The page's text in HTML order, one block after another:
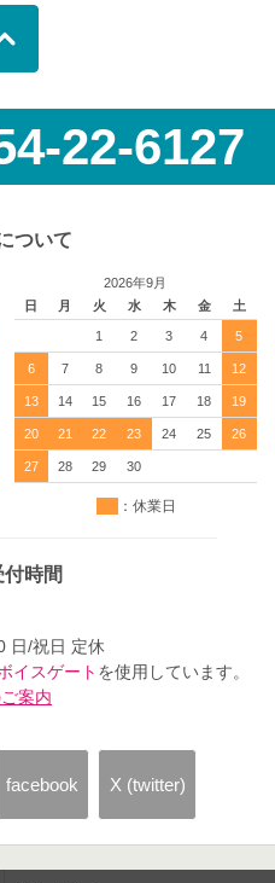
22-6127
ついて
2026年9月
日
月 火 水 木 金 土
1 2 3 4 5
6 7 8 9 10 11 12
13 14 15 16 17 18 19
20 21 22 23 24 25 26
27 28 29 30
：休業日
時間
日/祝日 定休
イスゲート を使用しています。
案内
facebook X (twitter)